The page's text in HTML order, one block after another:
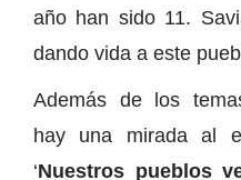
año han sido 11.
dando vida a este
Además de los
hay una mirada al
‘Nuestros pueblos